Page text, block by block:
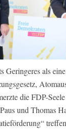
Geringeres als
die FDP-
und Thomas